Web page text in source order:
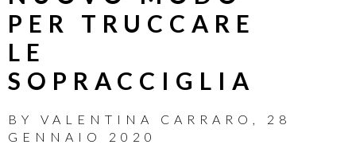
PER TRUCCARE
LE
SOPRACCIGLIA
BY VALENTINA CARRARO
28
GENNAIO 2020